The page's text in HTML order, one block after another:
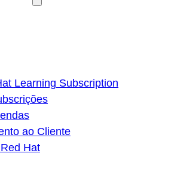
Learning Subscription
ao Cliente
Hat